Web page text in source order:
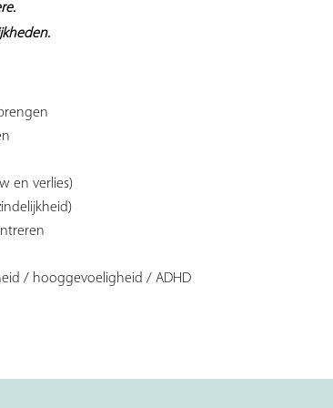
en verlies)
/ hooggevoeligheid / ADHD